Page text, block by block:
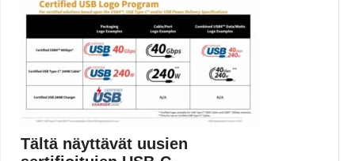
Vuodenvaihde lähestyy – ja samalla vuosikymmenen
Apple
Tältä näyttävät uusien